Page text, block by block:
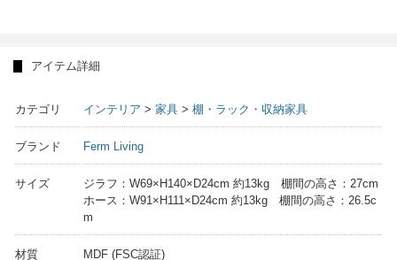
アイテム詳細
カテゴリ インテリア > 家具 > 棚・ラック・収納家具
ブランド Ferm Living
サイズ
ジラフ：W69×H140×D24cm 約13kg 棚間の高さ：27cm
ホース：W91×H111×D24cm 約13kg 棚間の高さ：26.5c
m
材質 MDF (FSC認証)